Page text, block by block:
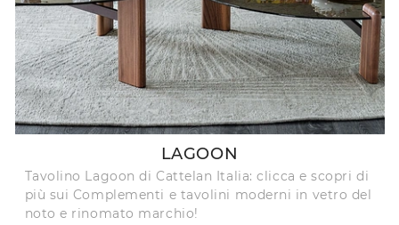
LAGOON
Tavolino Lagoon di Cattelan Italia: clicca e scopri di
più sui Complementi e tavolini moderni in vetro del
noto e rinomato marchio!